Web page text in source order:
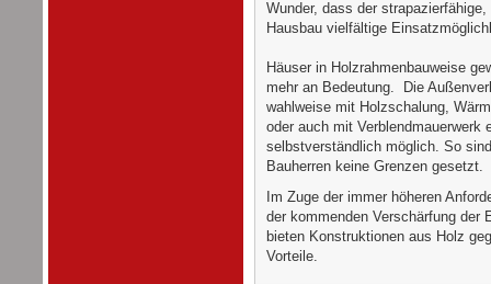
Wunder, dass der
Hausbau vielfältige
Häuser in Holzrahmenbauweise
mehr an Bedeutung. Die
wahlweise mit Holzschalung,
oder auch mit
selbstverständlich möglich. So
Bauherren keine Grenzen gesetzt.
Im Zuge der immer höheren
der kommenden Verschärfung der
bieten Konstruktionen aus Holz
Vorteile.